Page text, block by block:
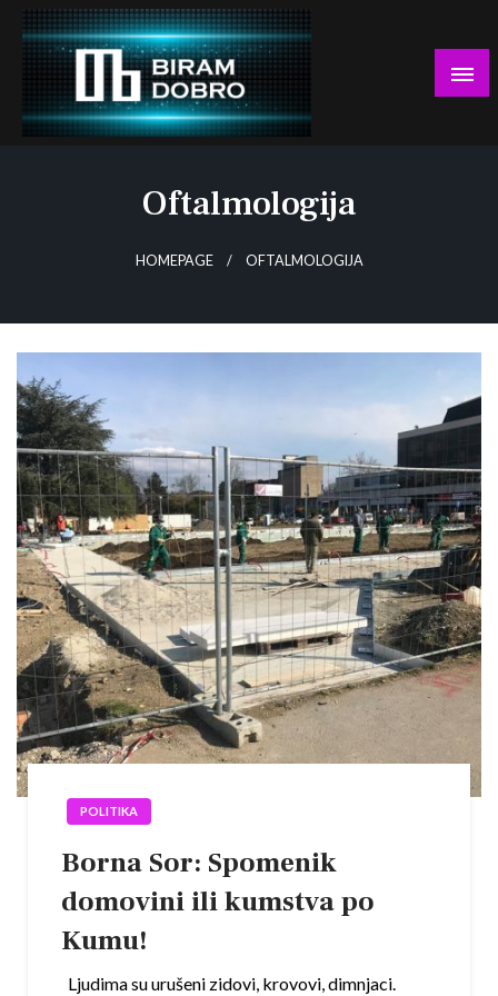
Skip
content
Oftalmologija
HOMEPAGE OFTALMOLOGIJA
POLITIKA
Borna Sor: Spomenik
domovini ili kumstva po
Kumu!
Ljudima su urušeni zidovi, krovovi, dimnjaci.